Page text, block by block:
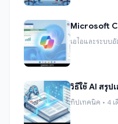
Microsoft
เอไอและระบบ
วิธีใช้ AI สรุป
ทิปเทคนิค • 4